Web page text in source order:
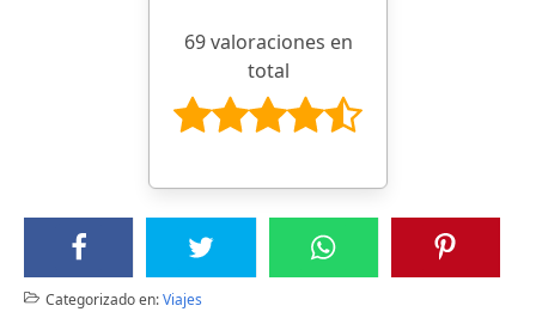
69 valoraciones en
total
Categorizado en:Viajes